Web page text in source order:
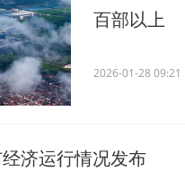
百部以上
2026-01-28 09:21
济运行情况发布